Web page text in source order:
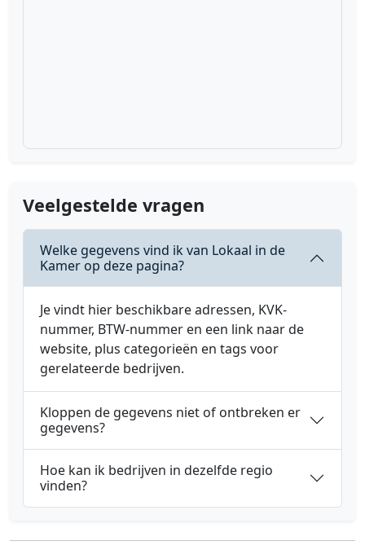
Veelgestelde vragen
Welke gegevens vind ik van Lokaal in de
Kamer op deze pagina?
Je vindt hier beschikbare adressen, KVK-
nummer, BTW-nummer en een link naar de
website, plus categorieën en tags voor
gerelateerde bedrijven.
Kloppen de gegevens niet of ontbreken er
gegevens?
Hoe kan ik bedrijven in dezelfde regio
vinden?